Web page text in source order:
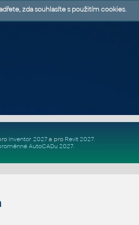
Inventor 2027a pro Revit 2027.
AutoCADu 2027.
zda souhlasíte s použitím cookies.